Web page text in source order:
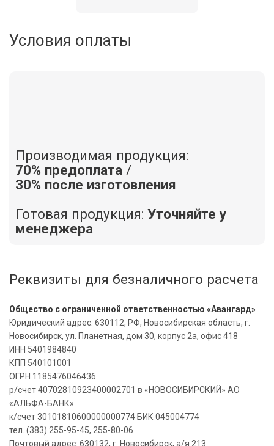
Условия оплаты
Производимая продукция:
70% предоплата /
30% после изготовления
Готовая продукция: Уточняйте у
менеджера
Реквизиты для безналичного расчета
Общество с ограниченной ответственностью «Авангард»
Юридический адрес: 630112, РФ, Новосибирская область, г.
Новосибирск, ул. Планетная, дом 30, корпус 2а, офис 418
ИНН 5401984840
КПП 540101001
ОГРН 1185476046436
р/счет 40702810923400002701 в «НОВОСИБИРСКИЙ» АО
«АЛЬФА-БАНК»
к/счет 30101810600000000774 БИК 045004774
тел. (383) 255-95-45, 255-80-06
Почтовый адрес: 630132, г. Новосибирск, а/я 213